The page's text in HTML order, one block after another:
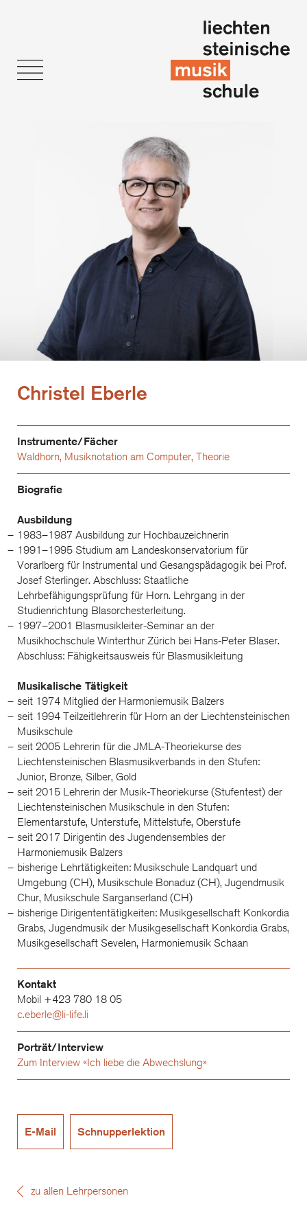
Christel Eberle
Instrumente/Fächer
Waldhorn, Musiknotation am Computer, Theorie
Biografie
Ausbildung
1983–1987 Ausbildung zur Hochbauzeichnerin
1991–1995 Studium am Landeskonservatorium für
Vorarlberg für Instrumental und Gesangspädagogik bei Prof.
Josef Sterlinger. Abschluss: Staatliche
Lehrbefähigungsprüfung für Horn. Lehrgang in der
Studienrichtung Blasorchesterleitung.
1997–2001 Blasmusikleiter-Seminar an der
Musikhochschule Winterthur Zürich bei Hans-Peter Blaser.
Abschluss: Fähigkeitsausweis für Blasmusikleitung
Musikalische Tätigkeit
seit 1974 Mitglied der Harmoniemusik Balzers
seit 1994 Teilzeitlehrerin für Horn an der Liechtensteinischen
Musikschule
seit 2005 Lehrerin für die JMLA-Theoriekurse des
Liechtensteinischen Blasmusikverbands in den Stufen:
Junior, Bronze, Silber, Gold
seit 2015 Lehrerin der Musik-Theoriekurse (Stufentest) der
Liechtensteinischen Musikschule in den Stufen:
Elementarstufe, Unterstufe, Mittelstufe, Oberstufe
seit 2017 Dirigentin des Jugendensembles der
Harmoniemusik Balzers
bisherige Lehrtätigkeiten: Musikschule Landquart und
Umgebung (CH), Musikschule Bonaduz (CH), Jugendmusik
Chur, Musikschule Sarganserland (CH)
bisherige Dirigententätigkeiten: Musikgesellschaft Konkordia
Grabs, Jugendmusik der Musikgesellschaft Konkordia Grabs,
Musikgesellschaft Sevelen, Harmoniemusik Schaan
Kontakt
Mobil +423 780 18 05
c.eberle@li-life.li
Porträt/Interview
Zum Interview «Ich liebe die Abwechslung»
E-Mail Schnupperlektion
zu allen Lehrpersonen